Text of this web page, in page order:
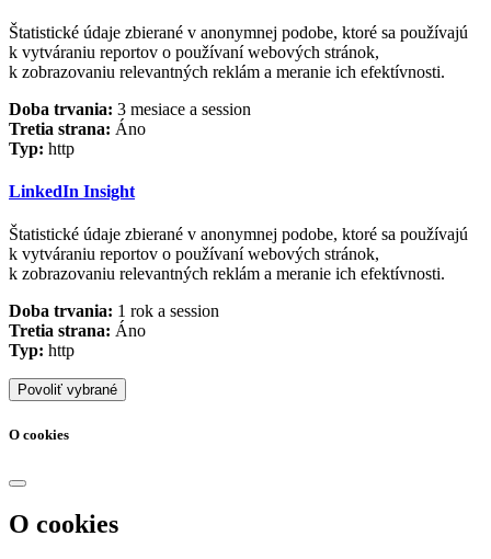
Štatistické údaje zbierané v anonymnej podobe, ktoré sa používajú
k vytváraniu reportov o používaní webových stránok,
k zobrazovaniu relevantných reklám a meranie ich efektívnosti.
Doba trvania: 3 mesiace a session
Tretia strana: Áno
Typ: http
LinkedIn Insight
Štatistické údaje zbierané v anonymnej podobe, ktoré sa používajú
k vytváraniu reportov o používaní webových stránok,
k zobrazovaniu relevantných reklám a meranie ich efektívnosti.
Doba trvania: 1 rok a session
Tretia strana: Áno
Typ: http
Povoliť vybrané
O cookies
O cookies